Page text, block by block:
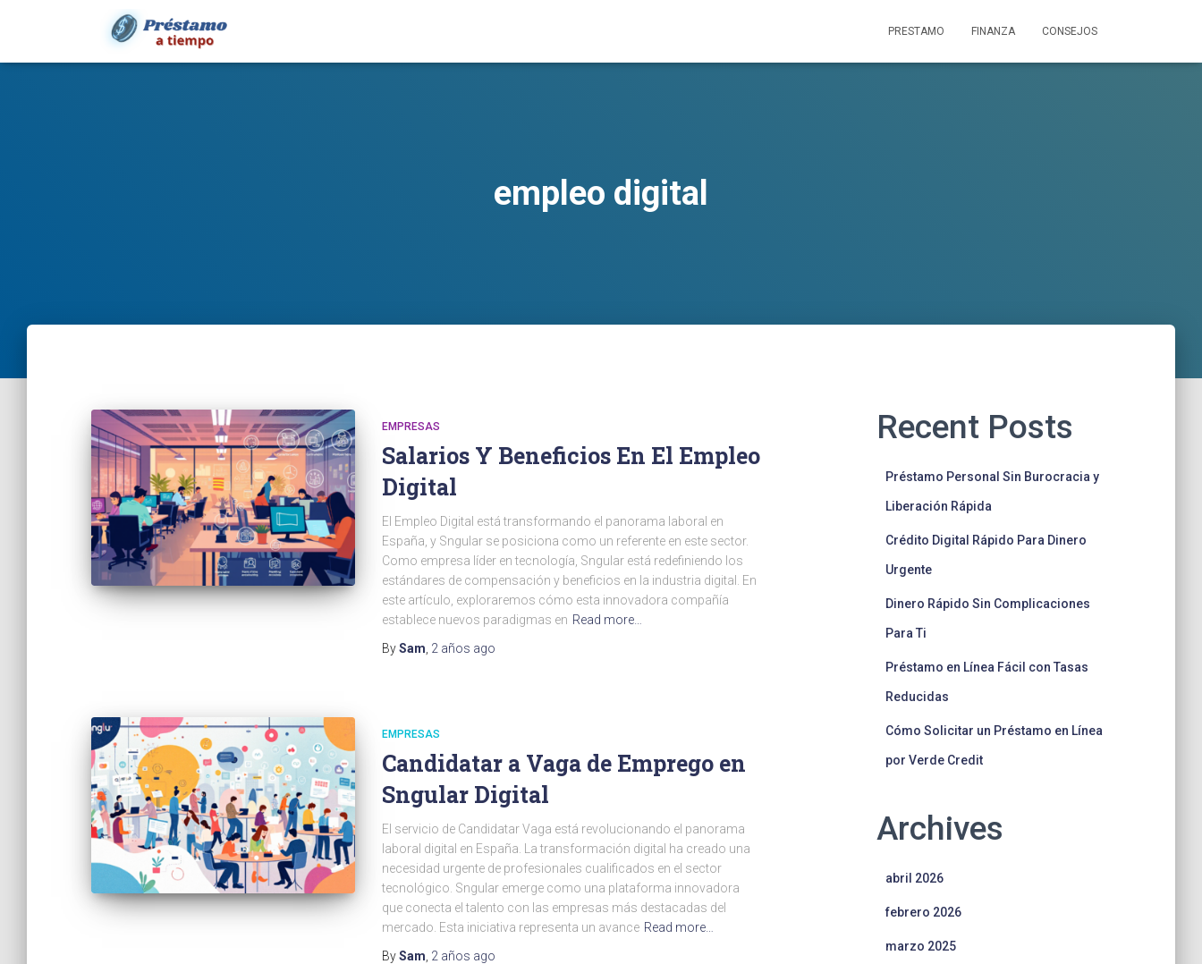
PRESTAMO FINANZA CONSEJOS
empleo digital
EMPRESAS
Salarios Y Beneficios En El Empleo
Digital
El Empleo Digital está transformando el panorama laboral en
España, y Sngular se posiciona como un referente en este sector.
Como empresa líder en tecnología, Sngular está redefiniendo los
estándares de compensación y beneficios en la industria digital. En
este artículo, exploraremos cómo esta innovadora compañía
establece nuevos paradigmas en Read more…
BySam 2 años ago
EMPRESAS
Candidatar a Vaga de Emprego en
Sngular Digital
El servicio de Candidatar Vaga está revolucionando el panorama
laboral digital en España. La transformación digital ha creado una
necesidad urgente de profesionales cualificados en el sector
tecnológico. Sngular emerge como una plataforma innovadora
que conecta el talento con las empresas más destacadas del
mercado. Esta iniciativa representa un avance Read more…
BySam 2 años ago
Recent Posts
Préstamo Personal Sin Burocracia y
Liberación Rápida
Crédito Digital Rápido Para Dinero
Urgente
Dinero Rápido Sin Complicaciones
Para Ti
Préstamo en Línea Fácil con Tasas
Reducidas
Cómo Solicitar un Préstamo en Línea
por Verde Credit
Archives
abril 2026
febrero 2026
marzo 2025